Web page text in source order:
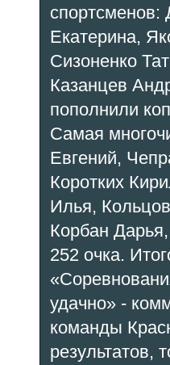
Екатерина,
Сизоненко
Казанцев
пополнили
Самая
Евгений,
Коротких
Илья,
Корбан
252 очка.
удачно» -
команды
результатов,